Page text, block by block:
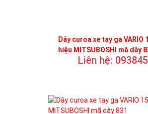
Dây curoa xe tay ga VARIO
hiệu MITSUBOSHI mã dây
Liên hệ: